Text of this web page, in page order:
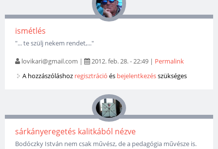
ismétlés
"... te szülj nekem rendet,..."
lovikari@gmail.com | 2012. feb. 28. - 22:49 | Permalink
A hozzászóláshoz regisztráció és bejelentkezésszükséges
sárkányeregetés kalitkából nézve
Bodóczky István nem csak művész, de a pedagógia művésze is.